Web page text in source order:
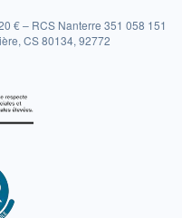
€ – RCS Nanterre 351 058 151
CS 80134, 92772